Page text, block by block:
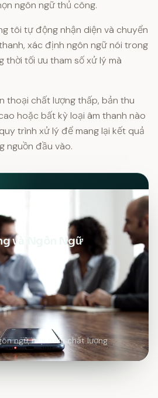
ngôn ngữ thủ công.
tôi tự động nhận diện và chuyển
xác định ngôn ngữ nói trong
thời tối ưu tham số xử lý mà
thoại chất lượng thấp, bản thu
hoặc bất kỳ loại âm thanh nào
trình xử lý để mang lại kết quả
nguồn đầu vào.
và Ngôn Ngữ
ngữ, mọi mức chất lượng